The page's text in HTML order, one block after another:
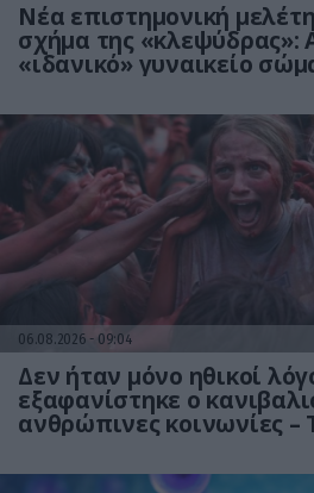
Νέα επιστημονική
σχήμα της «κλεψύδρας»:
«ιδανικό» γυναικείο
06.08.2026 09:04
Δεν ήταν μόνο ηθικοί
εξαφανίστηκε ο
ανθρώπινες κοινωνίες –